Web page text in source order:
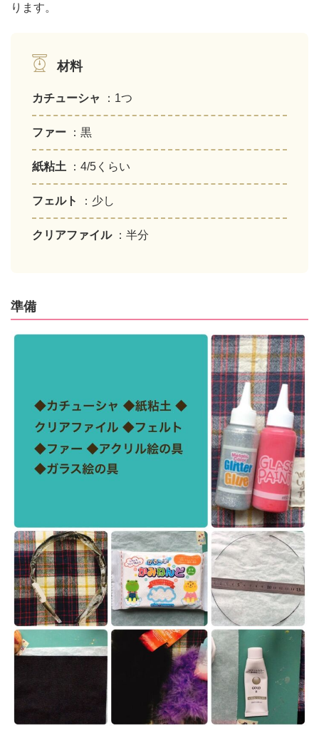
ります。
材料
カチューシャ ：1つ
ファー ：黒
紙粘土 ：4/5くらい
フェルト ：少し
クリアファイル ：半分
準備